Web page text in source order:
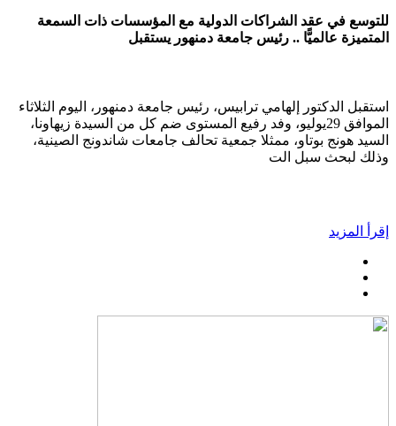
للتوسع في عقد الشراكات الدولية مع المؤسسات ذات السمعة
المتميزة عالميًّا .. رئيس جامعة دمنهور يستقبل
استقبل الدكتور إلهامي ترابيس، رئيس جامعة دمنهور، اليوم الثلاثاء
الموافق 29يوليو، وفد رفيع المستوى ضم كل من السيدة زيهاونا،
السيد هونج بوتاو، ممثلا جمعية تحالف جامعات شاندونج الصينية،
وذلك لبحث سبل الت
إقرأ المزيد